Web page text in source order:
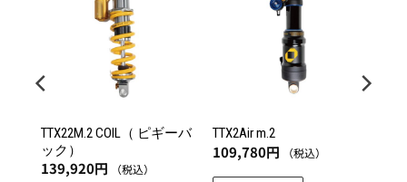
TTX22M.2 COIL（ ピギーバ
ック）
139,920円 （税込）
TTX2Air m.2
109,780円 （税込）